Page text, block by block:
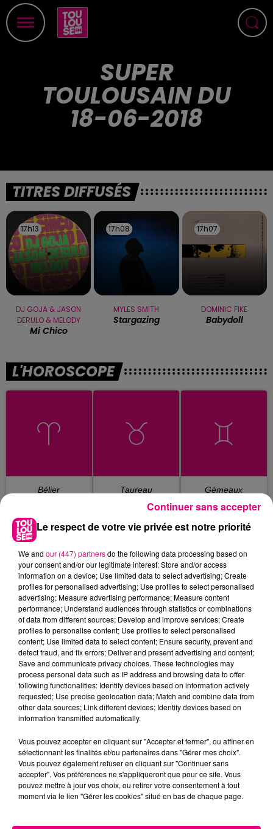
SUPER
TOULOUSAIN DU
18-06-2018
TITRES DIFFUSÉS
17h13
17h13
DJ GOJA & JASON
DERULO & MELODY
Mi Chico
17h08
17h08
MYLES SMITH
Stargazing
17h07
17h07
DOMINIC FIKE
Babydoll
L'HOROSCOPE
Bélier Taureau Gémeaux
Cancer Lion Vierge
Balance Scorpion Sagittaire
Le respect de votre vie privée est notre priorité
We and our (447) partnersdo the following data processing based on
your consent and/or our legitimate interest: Store and/or access
information on a device; Use limited data to select advertising; Create
profiles for personalised advertising; Use profiles to select personalised
advertising; Measure advertising performance; Measure content
performance; Understand audiences through statistics or combinations
of data from different sources; Develop and improve services; Create
profiles to personalise content; Use profiles to select personalised
content; Use limited data to select content; Ensure security, prevent and
detect fraud, and fix errors; Deliver and present advertising and content;
Save and communicate privacy choices. These technologies may
process personal data such as IP address and browsing data to offer
following functionalities: Identify devices based on information actively
requested; Use precise geolocation data; Match and combine data from
other data sources; Link different devices; Identify devices based on
information transmitted automatically.
Vous pouvez accepter en cliquant sur "Accepter et fermer", ou affiner en
sélectionnant les finalités et/ou partenaires dans "Gérer mes choix".
Vous pouvez également refuser en cliquant sur "Continuer sans
accepter". Vos préférences ne s'appliqueront que pour ce site. Vous
pouvez mettre à jour vos choix, ou retirer votre consentement à tout
moment via le lien "Gérer les cookies" situé en bas de chaque page.
Continuer sans accepter